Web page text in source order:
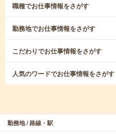
職種でお仕事情報をさがす
勤務地でお仕事情報をさがす
こだわりでお仕事情報をさがす
人気のワードでお仕事情報をさがす
勤務地 / 路線・駅